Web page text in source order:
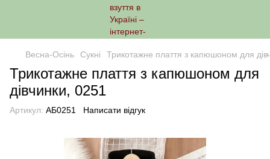
Весна-Осінь Сукні Трикотажне плаття з капюшоном для
Трикотажне плаття з капюшоном для
дівчинки, 0251
Артикул: АБ0251 Написати відгук